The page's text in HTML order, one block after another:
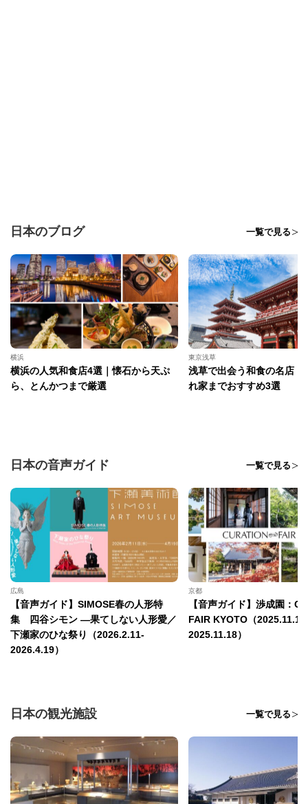
日本のブログ 一覧で見る
横浜
横浜の人気和食店4選｜懐石から天ぷ
ら、とんかつまで厳選
東京浅草
浅草で出会う和食の名店｜
れ家までおすすめ3選
日本の音声ガイド 一覧で見る
広島
【音声ガイド】SIMOSE春の人形特
集 四谷シモン —果てしない人形愛／
下瀬家のひな祭り（2026.2.11-
2026.4.19）
京都
【音声ガイド】渉成園：
FAIR KYOTO（
2025.11.18）
日本の観光施設 一覧で見る